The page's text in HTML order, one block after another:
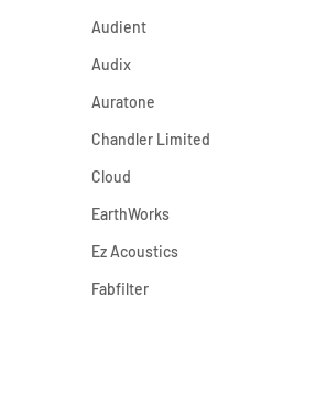
Audient
Audix
Auratone
Chandler Limited
Cloud
EarthWorks
Ez Acoustics
Fabfilter